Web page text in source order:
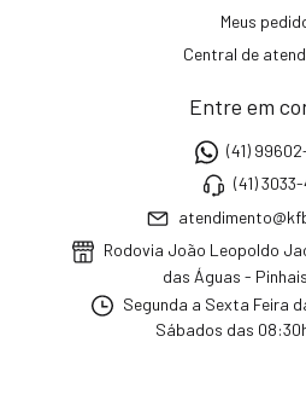
Meus
Central de
Entre em
(41)
(41)
Rodovia João Leopoldo
das Águas -
Segunda a Sexta Feira
Sábados das